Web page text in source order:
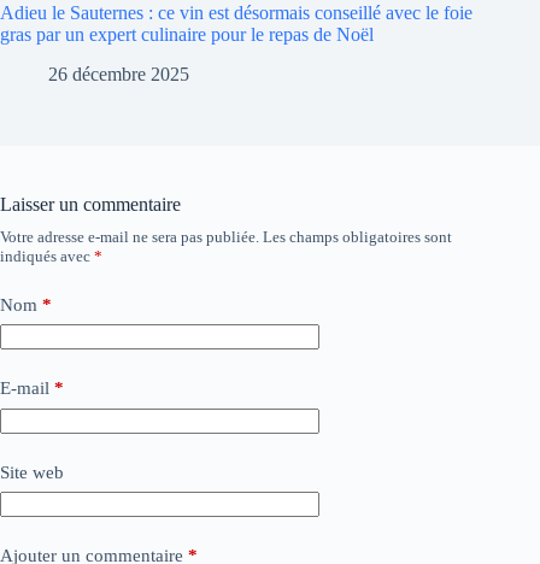
Adieu le Sauternes : ce vin est désormais conseillé avec le foie
gras par un expert culinaire pour le repas de Noël
26 décembre 2025
Laisser un commentaire
Votre adresse e-mail ne sera pas publiée. Les champs obligatoires sont
indiqués avec *
Nom *
E-mail *
Site web
Ajouter un commentaire *